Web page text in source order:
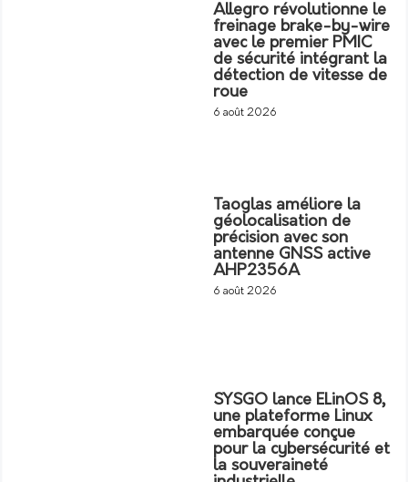
Allegro révolutionne le
freinage brake-by-wire
avec le premier PMIC
de sécurité intégrant la
détection de vitesse de
roue
6 août 2026
Taoglas améliore la
géolocalisation de
précision avec son
antenne GNSS active
AHP2356A
6 août 2026
SYSGO lance ELinOS 8,
une plateforme Linux
embarquée conçue
pour la cybersécurité et
la souveraineté